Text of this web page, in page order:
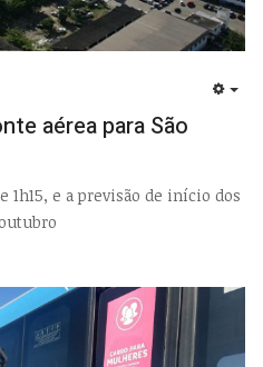
aérea para São
1h15, e a previsão de início dos